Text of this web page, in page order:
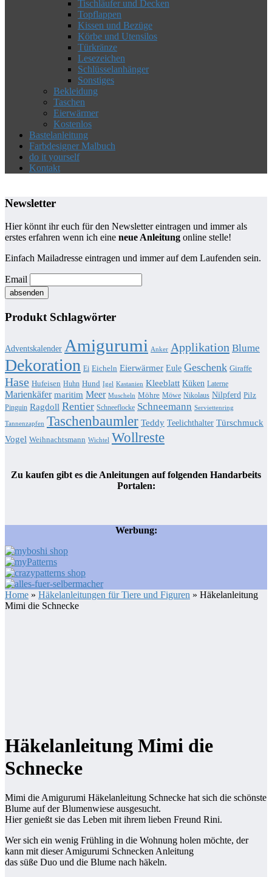
Tischläufer und Decken
Topflappen
Kissen und Bezüge
Körbe und Utensilos
Türkränze
Lesezeichen
Schlüsselanhänger
Sonstiges
Bekleidung
Taschen
Eierwärmer
Kostenlos
Bastelanleitung
Farbdesigner Malbuch
do it yourself
Kontakt
Newsletter
Hier könnt ihr euch für den Newsletter eintragen und immer als
erstes erfahren wenn ich eine neue Anleitung online stelle!
Einfach Mailadresse eintragen und immer auf dem Laufenden sein.
Email
Produkt Schlagwörter
Adventskalender Amigurumi Anker Applikation Blume
Dekoration Ei Eicheln Eierwärmer Eule Geschenk Giraffe
Hase Hufeisen Huhn Hund Igel Kastanien Kleeblatt Küken Laterne
Marienkäfer maritim Meer Muscheln Möhre Möwe Nikolaus Nilpferd Pilz
Pinguin Ragdoll Rentier Schneeflocke Schneemann Serviettenring
Tannenzapfen Taschenbaumler Teddy Teelichthalter Türschmuck
Vogel Weihnachtsmann Wichtel Wollreste
Zu kaufen gibt es die Anleitungen auf folgenden Handarbeits
Portalen:
Werbung:
Home » Häkelanleitungen für Tiere und Figuren » Häkelanleitung
Mimi die Schnecke
Häkelanleitung Mimi die
Schnecke
Mimi die Amigurumi Häkelanleitung Schnecke hat sich die schönste
Blume auf der Blumenwiese ausgesucht.
Hier genießt sie das Leben mit ihrem lieben Freund Rini.
Wer sich ein wenig Frühling in die Wohnung holen möchte, der
kann mit dieser Amigurumi Schnecken Anleitung
das süße Duo und die Blume nach häkeln.